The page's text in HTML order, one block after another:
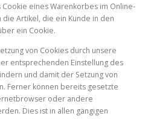
eines Warenkorbes im Online-
die Artikel, die ein Kunde in den
ein Cookie.
von Cookies durch unsere
entsprechenden Einstellung des
und damit der Setzung von
Ferner können bereits gesetzte
oder andere
Dies ist in allen gängigen